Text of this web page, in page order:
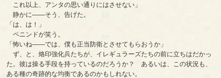
これ以上、アンタの思い通りにはさせない」
静かに――そう、告げた。
「は、は！」
ペニンドが笑う。
「怖いね――では、僕も正当防衛とさせてもらおうか」
ず、と、烙印強化兵たちが、イレギュラーズたちの前に立ちはだかっ
た。彼は操る手段を持っているのだろうか？ あるいは、この状況も、
ある種の奇跡的な均衡であるのかもしれない。